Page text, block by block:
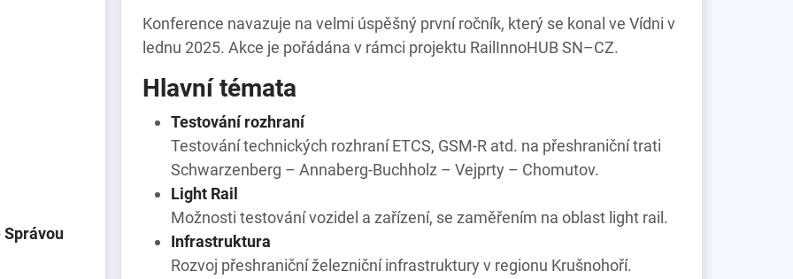
Správou
Konference navazuje na velmi úspěšný první ročník, který se konal ve Vídni v
lednu 2025. Akce je pořádána v rámci projektu RailInnoHUB SN–CZ.
Hlavní témata
Testování rozhraní
Testování technických rozhraní ETCS, GSM-R atd. na přeshraniční trati
Schwarzenberg – Annaberg-Buchholz – Vejprty – Chomutov.
Light Rail
Možnosti testování vozidel a zařízení, se zaměřením na oblast light rail.
Infrastruktura
Rozvoj přeshraniční železniční infrastruktury v regionu Krušnohoří.